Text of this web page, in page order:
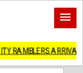
A CREMA!